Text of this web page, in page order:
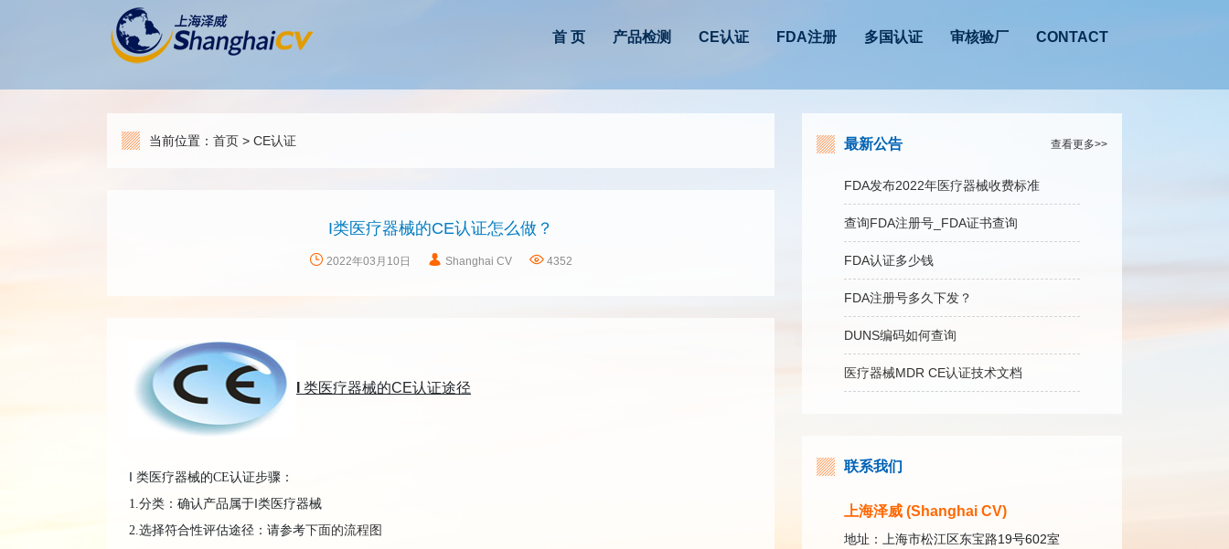
首 页 产品检测 CE认证 FDA注册 多国认证 审核验厂 CONTACT
当前位置： 首页 > CE认证
I类医疗器械的CE认证怎么做？
2022年03月10日 Shanghai CV 4352
类医疗器械的CE认证途径
I 类医疗器械的CE认证步骤 ：
1.分类：确认产品属于I类医疗器械
2.选择符合性评估途径：请参考下面的流程图
最新公告 查看更多>>
FDA发布2022年医疗器械收费标准
查询FDA注册号_FDA证书查询
FDA认证多少钱
FDA注册号多久下发？
DUNS编码如何查询
医疗器械MDR CE认证技术文档
联系我们
上海泽威 (Shanghai CV)
地址：上海市松江区东宝路19号602室